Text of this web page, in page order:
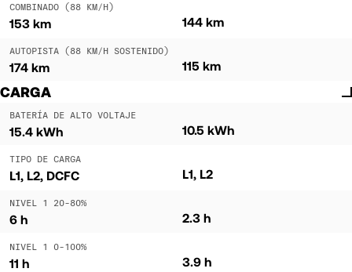
COMBINADO (88 KM/H)
153 km 144 km
AUTOPISTA (88 KM/H SOSTENIDO)
174 km 115 km
CARGA
BATERÍA DE ALTO VOLTAJE
15.4 kWh 10.5 kWh
TIPO DE CARGA
L1, L2, DCFC L1, L2
NIVEL 1 20-80%
6 h 2.3 h
NIVEL 1 0-100%
11 h 3.9 h